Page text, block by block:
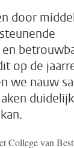
door
op de
we nauw
College van